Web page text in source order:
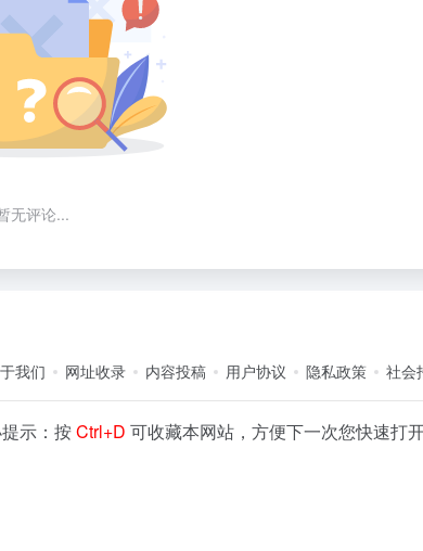
无评论...
我们 网址收录 内容投稿 用户协议 隐私政策 社会
示：按Ctrl+D可收藏本网站，方便下一次您快速打开